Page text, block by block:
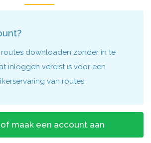
downloaden zonder in te
inloggen vereist is voor een
van routes.
maak een account aan